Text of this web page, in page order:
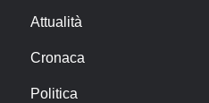
Attualità
Cronaca
Politica